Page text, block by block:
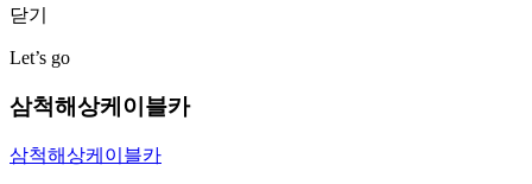
닫기
Let’s go
삼척해상케이블카
삼척해상케이블카